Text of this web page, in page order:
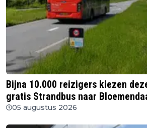
Bijna 10.000 reizigers kiezen
gratis Strandbus naar
05 augustus 2026